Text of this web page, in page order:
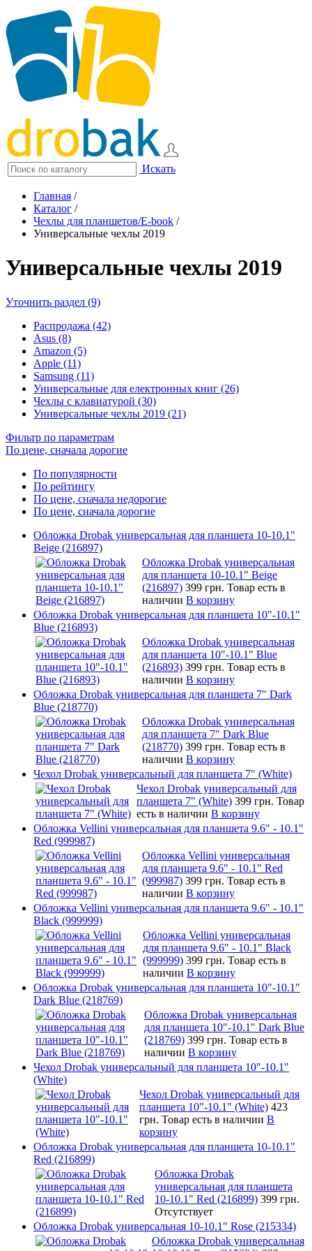
Искать
Главная /
Каталог /
Чехлы для планшетов/E-book /
Универсальные чехлы 2019
Универсальные чехлы 2019
Уточнить раздел (9)
Распродажа (42)
Asus (8)
Amazon (5)
Apple (11)
Samsung (11)
Универсальные для електронных книг (26)
Чехлы с клавиатурой (30)
Универсальные чехлы 2019 (21)
Фильтр по параметрам
По цене, сначала дорогие
По популярности
По рейтингу
По цене, сначала недорогие
По цене, сначала дорогие
Обложка Drobak универсальная для планшета 10-10.1"
Beige (216897)
Обложка Drobak универсальная
для планшета 10-10.1" Beige
(216897) 399 грн. Товар есть в
наличии В корзину
Обложка Drobak универсальная для планшета 10"-10.1"
Blue (216893)
Обложка Drobak универсальная
для планшета 10"-10.1" Blue
(216893) 399 грн. Товар есть в
наличии В корзину
Обложка Drobak универсальная для планшета 7" Dark
Blue (218770)
Обложка Drobak универсальная
для планшета 7" Dark Blue
(218770) 399 грн. Товар есть в
наличии В корзину
Чехол Drobak универсальный для планшета 7" (White)
Чехол Drobak универсальный для
планшета 7" (White) 399 грн. Товар
есть в наличии В корзину
Обложка Vellini универсальная для планшета 9.6" - 10.1"
Red (999987)
Обложка Vellini универсальная
для планшета 9.6" - 10.1" Red
(999987) 399 грн. Товар есть в
наличии В корзину
Обложка Vellini универсальная для планшета 9.6" - 10.1"
Black (999999)
Обложка Vellini универсальная
для планшета 9.6" - 10.1" Black
(999999) 399 грн. Товар есть в
наличии В корзину
Обложка Drobak универсальная для планшета 10"-10.1"
Dark Blue (218769)
Обложка Drobak универсальная
для планшета 10"-10.1" Dark Blue
(218769) 399 грн. Товар есть в
наличии В корзину
Чехол Drobak универсальный для планшета 10"-10.1"
(White)
Чехол Drobak универсальный для
планшета 10"-10.1" (White) 423
грн. Товар есть в наличии В
корзину
Обложка Drobak универсальная для планшета 10-10.1"
Red (216899)
Обложка Drobak
универсальная для планшета
10-10.1" Red (216899) 399 грн.
Отсутствует
Обложка Drobak универсальная 10-10.1" Rose (215334)
Обложка Drobak универсальная